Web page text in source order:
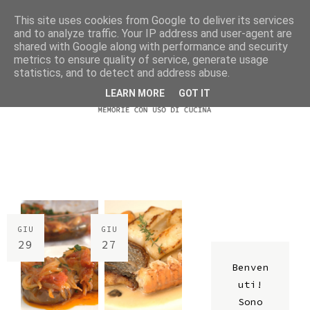
GIU
29
GIU
27
Benven
uti!
Sono
This site uses cookies from Google to deliver its services
and to analyze traffic. Your IP address and user-agent are
shared with Google along with performance and security
metrics to ensure quality of service, generate usage
statistics, and to detect and address abuse.
LEARN MORE GOT IT